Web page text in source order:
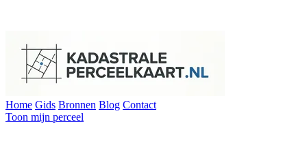
Home Gids Bronnen Blog Contact
Toon mijn perceel